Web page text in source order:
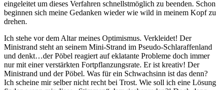
eingeleitet um dieses Verfahren schnellstmöglich zu beenden. Schon
beginnen sich meine Gedanken wieder wie wild in meinem Kopf zu
drehen.
Ich stehe vor dem Altar meines Optimismus. Verkleidet! Der
Ministrand steht an seinem Mini-Strand im Pseudo-Schlaraffenland
und denkt…der Pöbel reagiert auf eklatante Probleme doch immer
nur mit einer verstärkten Fortpflanzungsrate. Er ist kreativ! Der
Ministrand und der Pöbel. Was für ein Schwachsinn ist das denn?
Ich scheine mir selber nicht recht bei Trost. Wie soll ich eine Lösung